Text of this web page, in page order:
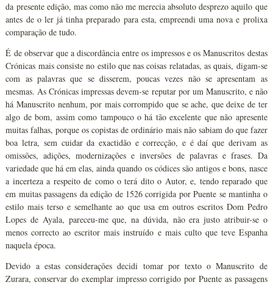
da presente edição, mas como não me merecia absoluto desprezo aquilo que
antes de o ler já tinha preparado para esta, empreendi uma nova e prolixa
comparação de tudo.
É de observar que a discordância entre os impressos e os Manuscritos destas
Crónicas mais consiste no estilo que nas coisas relatadas, as quais, digam-se
com as palavras que se disserem, poucas vezes não se apresentam as
mesmas. As Crónicas impressas devem-se reputar por um Manuscrito, e não
há Manuscrito nenhum, por mais corrompido que se ache, que deixe de ter
algo de bom, assim como tampouco o há tão excelente que não apresente
muitas falhas, porque os copistas de ordinário mais não sabiam do que fazer
boa letra, sem cuidar da exactidão e correcção, e é daí que derivam as
omissões, adições, modernizações e inversões de palavras e frases. Da
variedade que há em elas, ainda quando os códices são antigos e bons, nasce
a incerteza a respeito de como o terá dito o Autor, e, tendo reparado que
em muitas passagens da edição de 1526 corrigida por Puente se mantinha o
estilo mais terso e semelhante ao que usa em outros escritos Dom Pedro
Lopes de Ayala, pareceu-me que, na dúvida, não era justo atribuir-se o
menos correcto ao escritor mais instruído e mais culto que teve Espanha
naquela época.
Devido a estas considerações decidi tomar por texto o Manuscrito de
Zurara, conservar do exemplar impresso corrigido por Puente as passagens